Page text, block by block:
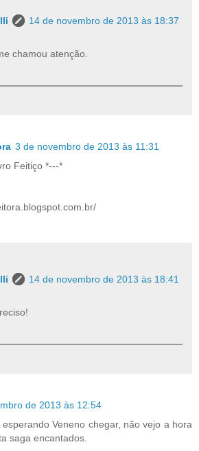
14 de novembro de 2013 às 18:37
chamou atenção.
3 de novembro de 2013 às 11:31
Feitiço *---*
14 de novembro de 2013 às 18:41
de 2013 às 12:54
Veneno chegar, não vejo a hora
saga encantados.